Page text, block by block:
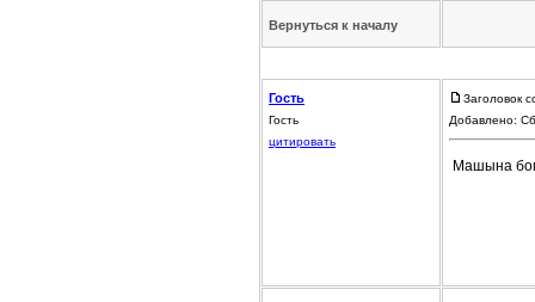
Вернуться к началу
Гость
Гость
цитировать
Заголовок
Добавлено:
Машына